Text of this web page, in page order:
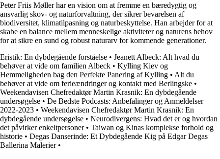
Peter Friis Møller har en vision om at fremme en bæredygtig og
ansvarlig skov- og naturforvaltning, der sikrer bevarelsen af
biodiversitet, klimatilpasning og naturbeskyttelse. Han arbejder for at
skabe en balance mellem menneskelige aktiviteter og naturens behov
for at sikre en sund og robust naturarv for kommende generationer.
Eristik: En dybdegående forståelse • Jeanett Albeck: Alt hvad du
behøver at vide om familien Albeck • Kylling Kiev og
Hemmeligheden bag den Perfekte Panering af Kylling • Alt du
behøver at vide om ferieændringer og kontakt med Berlingske •
Weekendavisen Chefredaktør Martin Krasnik: En dybdegående
undersøgelse • De Bedste Podcasts: Anbefalinger og Anmeldelser
2022-2023 • Weekendavisen Chefredaktør Martin Krasnik: En
dybdegående undersøgelse • Neurodivergens: Hvad det er og hvordan
det påvirker enkeltpersoner• Taiwan og Kinas komplekse forhold og
historie • Degas Danserinde: Et Dybdegående Kig på Edgar Degas
Ballerina Malerier•